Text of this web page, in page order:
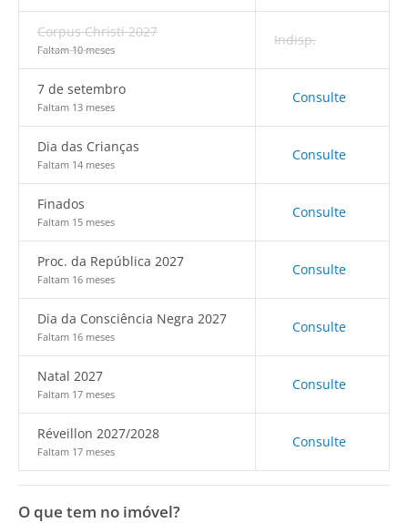
Corpus Christi 2027
Faltam 10 meses
Indisp.
7 de setembro
Faltam 13 meses
Consulte
Dia das Crianças
Faltam 14 meses
Consulte
Finados
Faltam 15 meses
Consulte
Proc. da República 2027
Faltam 16 meses
Consulte
Dia da Consciência Negra 2027
Faltam 16 meses
Consulte
Natal 2027
Faltam 17 meses
Consulte
Réveillon 2027/2028
Faltam 17 meses
Consulte
O que tem no imóvel?